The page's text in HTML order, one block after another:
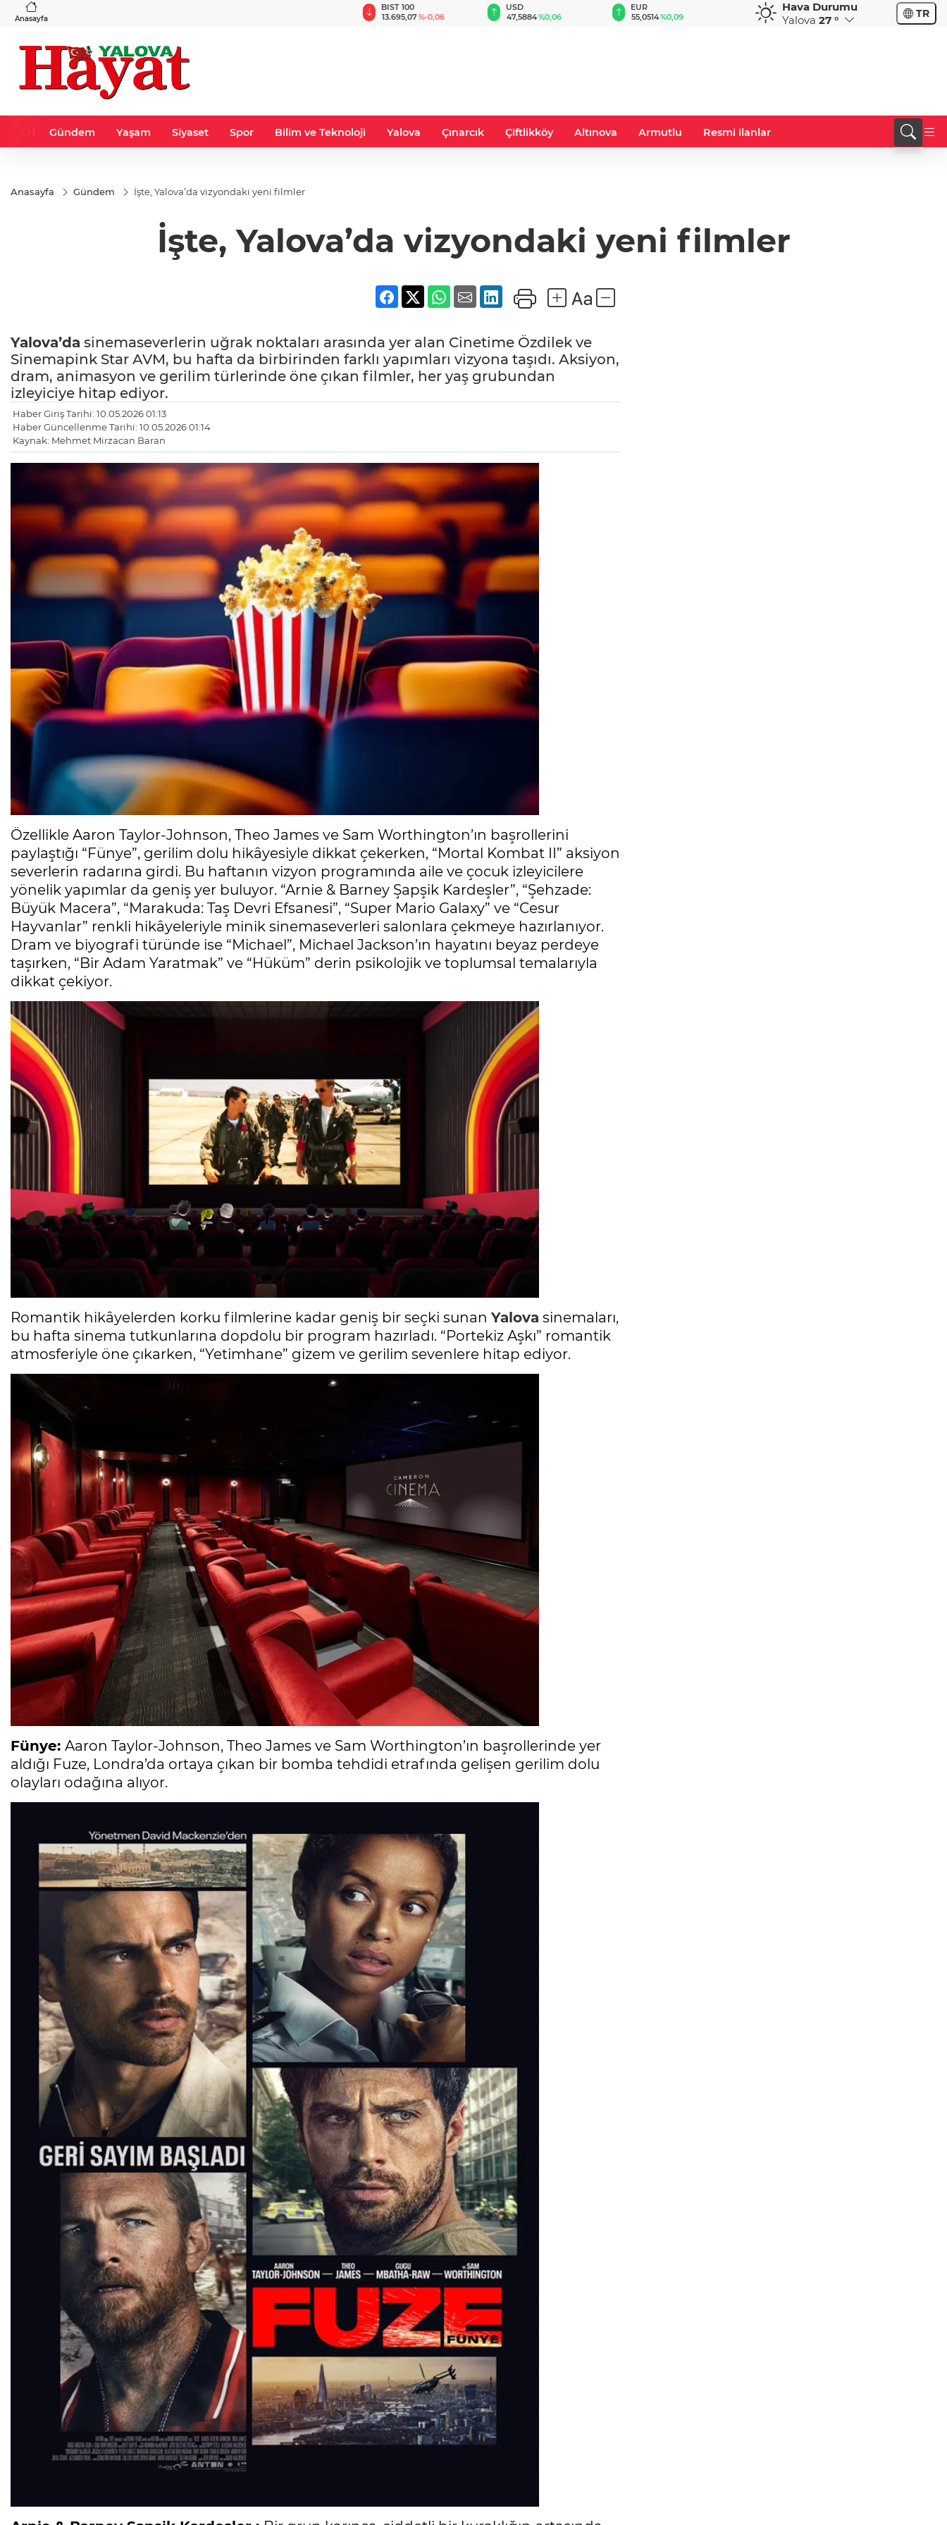
Anasayfa
%0,37
BIST 100
13.695,07
%-0,06
47,5884
%0,06
55,0514 %0,09 %0,20
CHF
58,8308
Hava Durumu
Yalova 27 ° TR
Gündem Yaşam Siyaset Spor Bilim ve Teknoloji Yalova Çınarcık Çiftlikköy Altınova Armutlu Resmi ilanlar
Anasayfa Gündem İşte, Yalova’da vizyondaki yeni filmler
İşte, Yalova’da vizyondaki yeni filmler
Yalova’da sinemaseverlerin uğrak noktaları arasında yer alan Cinetime Özdilek ve
Sinemapink Star AVM, bu hafta da birbirinden farklı yapımları vizyona taşıdı. Aksiyon,
dram, animasyon ve gerilim türlerinde öne çıkan filmler, her yaş grubundan
izleyiciye hitap ediyor.
Haber Giriş Tarihi: 10.05.2026 01:13
Haber Güncellenme Tarihi: 10.05.2026 01:14
Kaynak: Mehmet Mirzacan Baran
Özellikle Aaron Taylor-Johnson, Theo James ve Sam Worthington’ın başrollerini
paylaştığı “Fünye”, gerilim dolu hikâyesiyle dikkat çekerken, “Mortal Kombat II” aksiyon
severlerin radarına girdi. Bu haftanın vizyon programında aile ve çocuk izleyicilere
yönelik yapımlar da geniş yer buluyor. “Arnie & Barney Şapşik Kardeşler”, “Şehzade:
Büyük Macera”, “Marakuda: Taş Devri Efsanesi”, “Super Mario Galaxy” ve “Cesur
Hayvanlar” renkli hikâyeleriyle minik sinemaseverleri salonlara çekmeye hazırlanıyor.
Dram ve biyografi türünde ise “Michael”, Michael Jackson’ın hayatını beyaz perdeye
taşırken, “Bir Adam Yaratmak” ve “Hüküm” derin psikolojik ve toplumsal temalarıyla
dikkat çekiyor.
Romantik hikâyelerden korku filmlerine kadar geniş bir seçki sunan Yalova sinemaları,
bu hafta sinema tutkunlarına dopdolu bir program hazırladı. “Portekiz Aşkı” romantik
atmosferiyle öne çıkarken, “Yetimhane” gizem ve gerilim sevenlere hitap ediyor.
Fünye: Aaron Taylor-Johnson, Theo James ve Sam Worthington’ın başrollerinde yer
aldığı Fuze, Londra’da ortaya çıkan bir bomba tehdidi etrafında gelişen gerilim dolu
olayları odağına alıyor.